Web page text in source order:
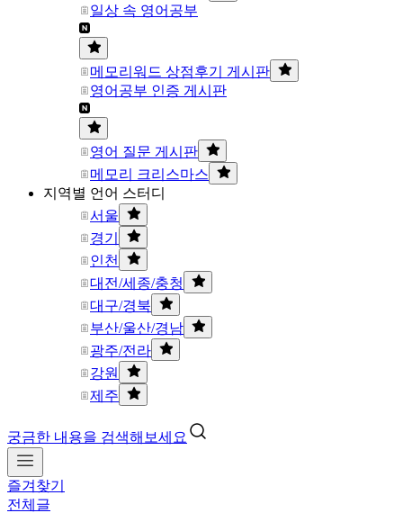
일상 속 영어공부
메모리워드 상점후기 게시판
영어공부 인증 게시판
영어 질문 게시판
메모리 크리스마스
지역별 언어 스터디
서울
경기
인천
대전/세종/충청
대구/경북
부산/울산/경남
광주/전라
강원
제주
궁금한 내용을 검색해보세요
즐겨찾기
전체글